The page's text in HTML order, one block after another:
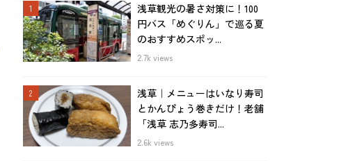
浅草観光の暑さ対策に！100
円バス「めぐりん」で巡る夏
のおすすめスポッ...
2.7k views
浅草｜メニューはいなり寿司
とかんぴょう巻きだけ！老舗
「浅草 志乃多寿司...
2.6k views